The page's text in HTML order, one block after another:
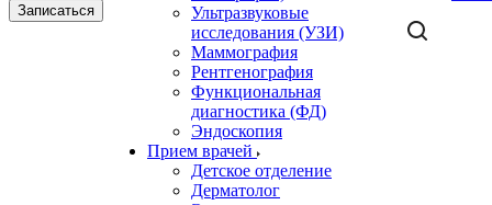
Записаться
Ультразвуковые
исследования (УЗИ)
Маммография
Рентгенография
Функциональная
диагностика (ФД)
Эндоскопия
Прием врачей
Детское отделение
Дерматолог